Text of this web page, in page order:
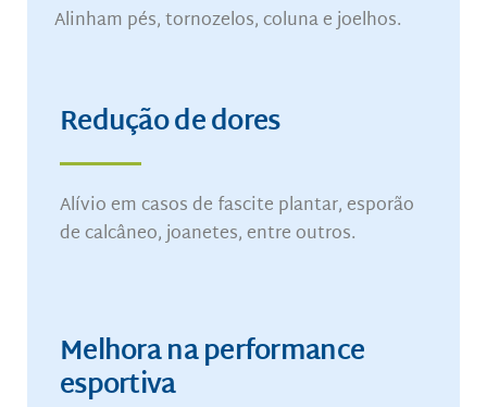
Alinham pés, tornozelos, coluna e joelhos.
Redução de dores
Alívio em casos de fascite plantar, esporão
de calcâneo, joanetes, entre outros.
Melhora na performance
esportiva